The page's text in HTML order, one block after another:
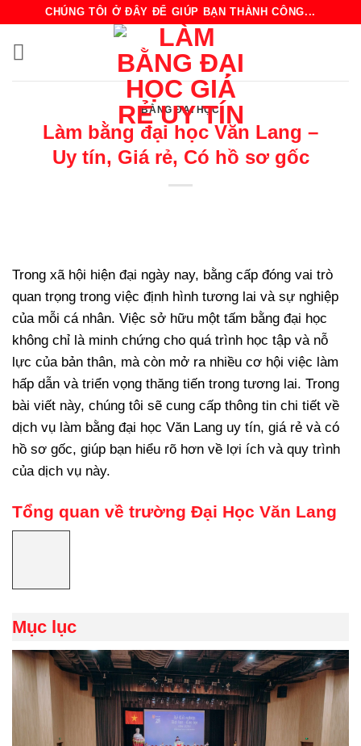
CHÚNG TÔI Ở ĐÂY ĐỂ GIÚP BẠN THÀNH CÔNG...
BẰNG ĐẠI HỌC
Làm bằng đại học Văn Lang –
Uy tín, Giá rẻ, Có hồ sơ gốc
Trong xã hội hiện đại ngày nay, bằng cấp đóng vai trò
quan trọng trong việc định hình tương lai và sự nghiệp
của mỗi cá nhân. Việc sở hữu một tấm bằng đại học
không chỉ là minh chứng cho quá trình học tập và nỗ
lực của bản thân, mà còn mở ra nhiều cơ hội việc làm
hấp dẫn và triển vọng thăng tiến trong tương lai. Trong
bài viết này, chúng tôi sẽ cung cấp thông tin chi tiết về
dịch vụ làm bằng đại học Văn Lang uy tín, giá rẻ và có
hồ sơ gốc, giúp bạn hiểu rõ hơn về lợi ích và quy trình
của dịch vụ này.
Tổng quan về trường Đại Học Văn Lang
Mục lục